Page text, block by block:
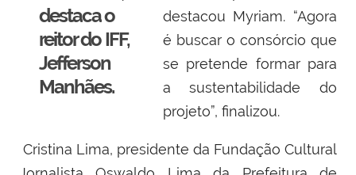
destaca o
reitor do IFF,
Jefferson
Manhães.
destacou Myriam. “Agora
é buscar o consórcio que
se pretende formar para
a sustentabilidade do
projeto”, finalizou.
Cristina Lima, presidente da Fundação Cultural